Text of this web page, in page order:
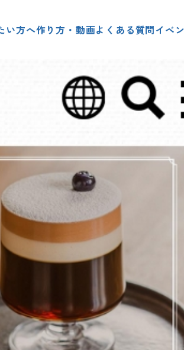
い方へ作り方・動画よくある質問イベ